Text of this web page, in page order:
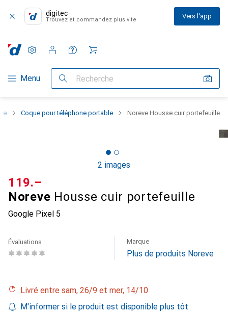
digitec
Trouvez et commandez plus vite Vers l'app
Navigation par catégorie
Menu Recherche
Paramètres
Compte client
Listes de comparaison
Listes d'envies
Panier
Coque pour téléphone portable Noreve Housse cuir portefeuille
2 images
Noreve Housse cuir portefeuille
Google Pixel 5
CHF
119.–
Évaluations Marque
Plus de produits Noreve
Livré entre sam, 26/9 et mer, 14/10
M'informer si le produit est disponible plus tôt